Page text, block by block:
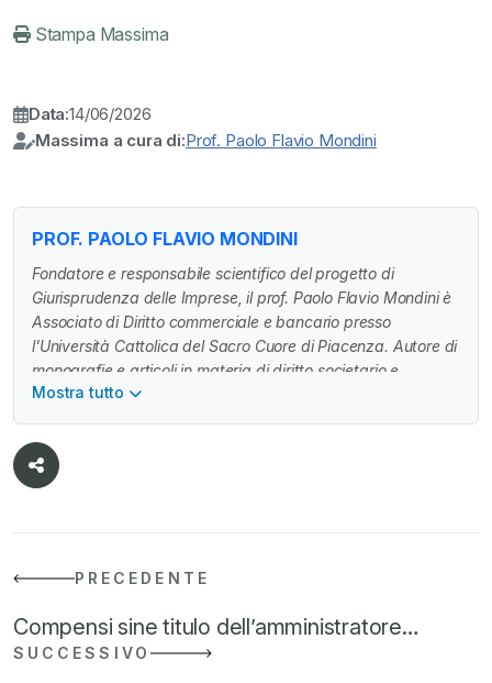
Stampa Massima
Data:14/06/2026
Massima a cura di:Prof. Paolo Flavio Mondini
PROF. PAOLO FLAVIO MONDINI
Fondatore e responsabile scientifico del progetto di
Giurisprudenza delle Imprese, il prof. Paolo Flavio Mondini è
Associato di Diritto commerciale e bancario presso
l'Università Cattolica del Sacro Cuore di Piacenza. Autore di
monografie e articoli in materia di diritto societario e
industriale, svolge attività di ricerca in Italia e all'estero. E'
(https://mbg.legal/professionisti/paolo-flavio-mondini/) e
avvocato in Milano specializzato in contenzioso e
operazioni straordinarie.
Mostra tutto
PRECEDENTE
Compensi sine titulo dell’amministratore…
SUCCESSIVO